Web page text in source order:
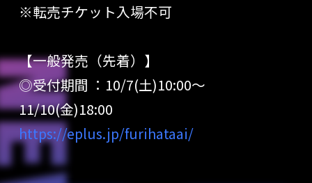
※転売チケット入場不可
【一般発売 （先着）】
◎受付期間 ：10/7(土)10:00～
11/10(金)18:00
https://eplus.jp/furihataai/